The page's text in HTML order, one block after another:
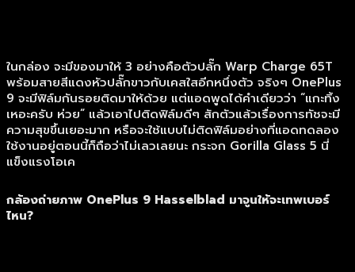
ในกล่อง จะมีของมาให้ 3 อย่างคือตัวปลั๊ก Warp Charge 65T
พร้อมสายสีแดงหัวปลั๊กขาวกับเคสใสอีกหนึ่งตัว จริงๆ OnePlus
9 จะมีฟิล์มกันรอยติดมาให้ด้วย แต่แอดพูดได้คำเดียวว่า “แกะทิ้ง
เหอะครับ ห่วย” แล้วเอาไปติดฟิล์มดีๆ สักตัวแล้วเรื่องการทัชจะมี
ความสุขขึ้นเยอะมาก หรือจะใช้แบบไม่ติดฟิล์มอย่างที่แอดทดลอง
ใช้งานอยู่ตอนนี้ก็ถือว่าไม่เลวเลยนะ กระจก Gorilla Glass 5 นี่
แข็งแรงโอเค
กล้องถ่ายภาพ OnePlus 9 Hasselblad มาจูนให้จะเทพเบอร์
ไหน?